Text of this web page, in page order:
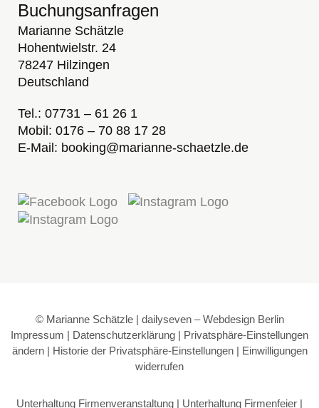
Buchungsanfragen
Marianne Schätzle
Hohentwielstr. 24
78247 Hilzingen
Deutschland
Tel.: 07731 – 61 26 1
Mobil: 0176 – 70 88 17 28
E-Mail: booking@marianne-schaetzle.de
© Marianne Schätzle | dailyseven –Webdesign Berlin
Impressum | Datenschutzerklärung | Privatsphäre-Einstellungen
ändern| Historie der Privatsphäre-Einstellungen| Einwilligungen
widerrufen
Unterhaltung Firmenveranstaltung | Unterhaltung Firmenfeier |